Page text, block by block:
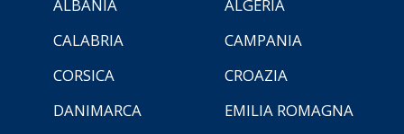
ALBANIA
ALGERIA
CALABRIA
CAMPANIA
CORSICA
CROAZIA
DANIMARCA
EMILIA ROMAGNA